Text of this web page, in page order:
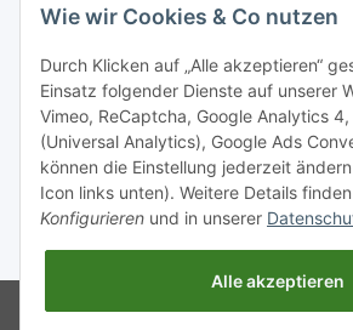
* Alle Preise inkl. gesetzlicher USt., zzgl.Versand
Google Analytics deaktivieren Status:
Wie wir Cookies & Co nutzen
Durch Klicken auf „Alle akzeptieren“
Einsatz folgender Dienste auf unserer
Vimeo, ReCaptcha, Google Analytics
(Universal Analytics), Google Ads
können die Einstellung jederzeit
Icon links unten). Weitere Details
Konfigurieren und in unserer
Alle akzeptieren